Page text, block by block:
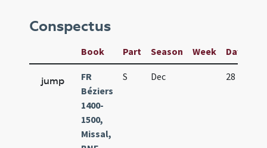
Conspectus
Book Part Season Week Day
jump
FR
Béziers
1400-
1500,
Missal,
S Dec 28